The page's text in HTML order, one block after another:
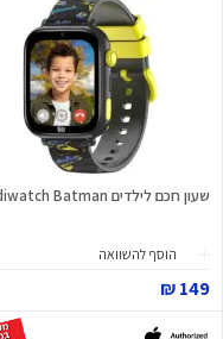
שעון חכם לילדים Kidiwatch Batman
הוסף להשוואה
149 ₪